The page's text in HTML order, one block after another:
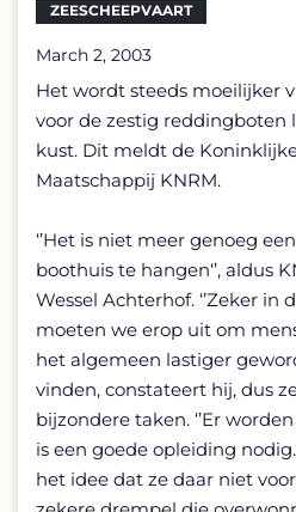
ZEESCHEEPVAART
March 2, 2003
Het wordt steeds moeilijker
voor de zestig reddingboten
kust. Dit meldt de
Maatschappij KNRM.
‘’Het is niet meer genoeg
boothuis te hangen‘’, aldus
Wessel Achterhof. ‘’Zeker
moeten we erop uit om
het algemeen lastiger
vinden, constateert hij, dus
bijzondere taken. ‘’Er
is een goede opleiding
het idee dat ze daar niet